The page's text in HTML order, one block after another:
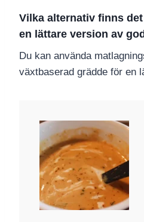
Vilka alternativ finns
en lättare version av
Du kan använda
växtbaserad grädde för en